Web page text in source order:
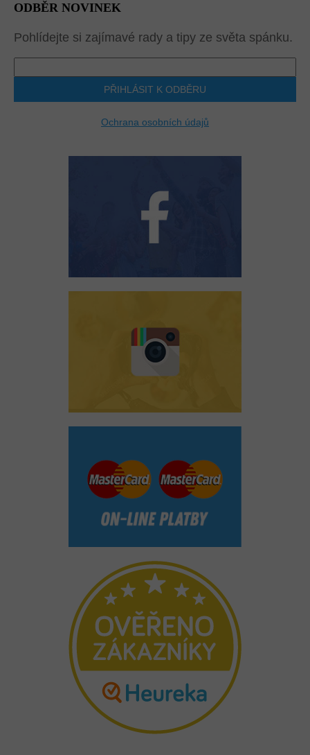
ODBĚR NOVINEK
Pohlídejte si zajímavé rady a tipy ze světa spánku.
PŘIHLÁSIT K ODBĚRU
Ochrana osobních údajů